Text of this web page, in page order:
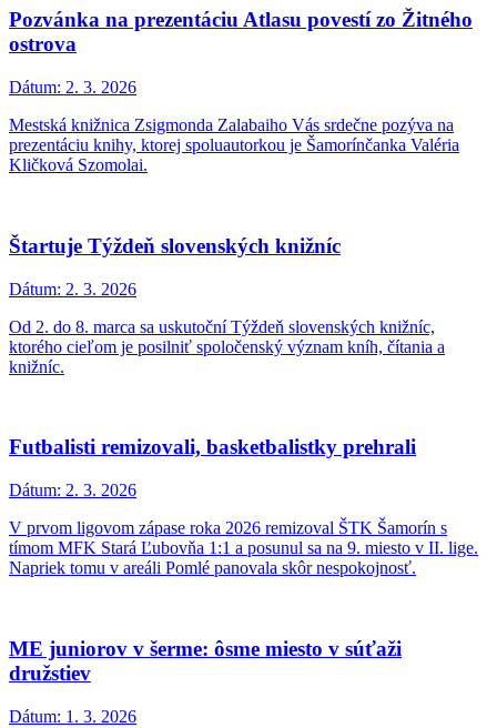
Pozvánka na prezentáciu Atlasu povestí zo Žitného
ostrova
Dátum: 2. 3. 2026
Mestská knižnica Zsigmonda Zalabaiho Vás srdečne pozýva na
prezentáciu knihy, ktorej spoluautorkou je Šamorínčanka Valéria
Kličková Szomolai.
Štartuje Týždeň slovenských knižníc
Dátum: 2. 3. 2026
Od 2. do 8. marca sa uskutoční Týždeň slovenských knižníc,
ktorého cieľom je posilniť spoločenský význam kníh, čítania a
knižníc.
Futbalisti remizovali, basketbalistky prehrali
Dátum: 2. 3. 2026
V prvom ligovom zápase roka 2026 remizoval ŠTK Šamorín s
tímom MFK Stará Ľubovňa 1:1 a posunul sa na 9. miesto v II. lige.
Napriek tomu v areáli Pomlé panovala skôr nespokojnosť.
ME juniorov v šerme: ôsme miesto v súťaži
družstiev
Dátum: 1. 3. 2026